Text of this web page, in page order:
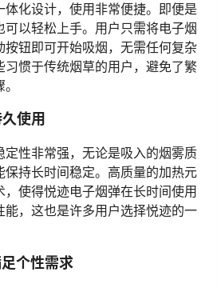
化设计，使用非常便捷。即便是
可以轻松上手。用户只需将电子烟
按钮即可开始吸烟，无需任何复杂
习惯于传统烟草的用户，避免了繁
使用
定性非常强，无论是吸入的烟雾质
保持长时间稳定。高质量的加热元
使得悦迹电子烟弹在长时间使用
能，这也是许多用户选择悦迹的一
足个性需求